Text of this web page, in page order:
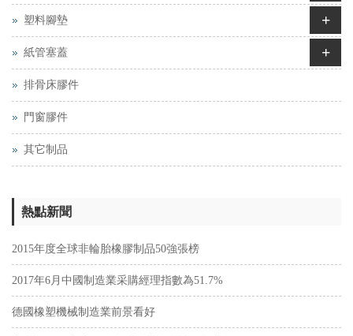
塑料腳墊 +
紙管塞蓋 +
排骨床膠件
門窗膠件
其它制品
熱點新聞
2015年度全球非輪胎橡膠制品50強張榜
2017年6月中國制造業采購經理指數為51.7%
德國橡塑機械制造業前景看好